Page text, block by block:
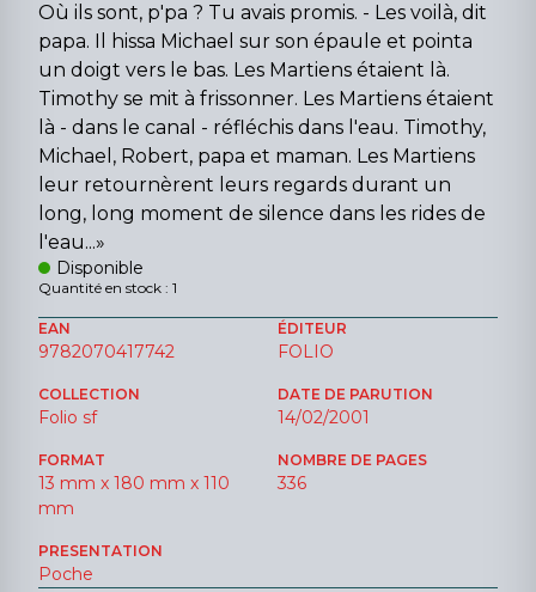
Où ils sont, p'pa ? Tu avais promis. - Les voilà, dit
papa. Il hissa Michael sur son épaule et pointa
un doigt vers le bas. Les Martiens étaient là.
Timothy se mit à frissonner. Les Martiens étaient
là - dans le canal - réfléchis dans l'eau. Timothy,
Michael, Robert, papa et maman. Les Martiens
leur retournèrent leurs regards durant un
long, long moment de silence dans les rides de
l'eau...»
Disponible
Quantité en stock : 1
EAN
9782070417742
ÉDITEUR
FOLIO
COLLECTION
Folio sf
DATE DE PARUTION
14/02/2001
FORMAT
13 mm x 180 mm x 110
mm
NOMBRE DE PAGES
336
PRESENTATION
Poche